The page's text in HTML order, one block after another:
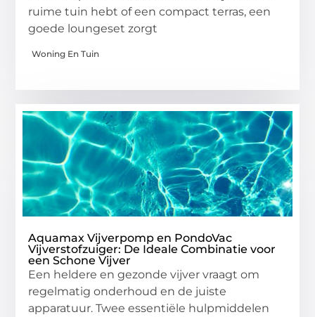
ruime tuin hebt of een compact terras, een
goede loungeset zorgt
Woning En Tuin
Aquamax Vijverpomp en PondoVac
Vijverstofzuiger: De Ideale Combinatie voor
een Schone Vijver
Een heldere en gezonde vijver vraagt om
regelmatig onderhoud en de juiste
apparatuur. Twee essentiële hulpmiddelen